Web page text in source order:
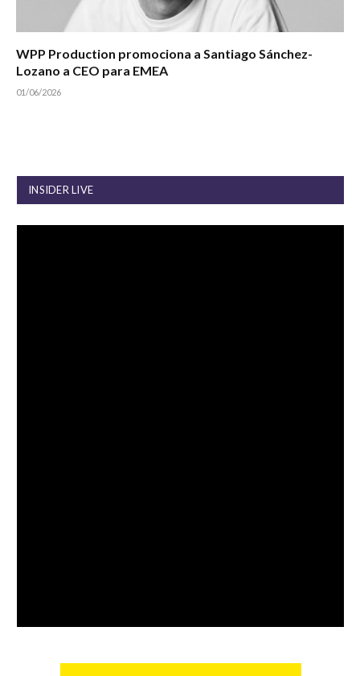
WPP Production promociona a Santiago Sánchez-
Lozano a CEO para EMEA
01/06/2026
INSIDER LIVE